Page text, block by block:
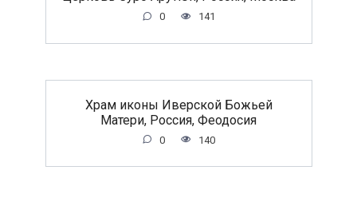
0 141
Храм иконы Иверской Божьей
Матери, Россия, Феодосия
0 140